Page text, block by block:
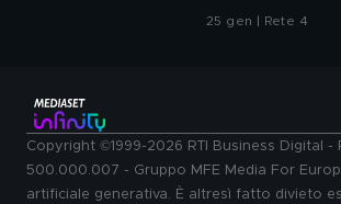
25 gen | Rete 4
Copyright ©1999-2026 RTI Business Digital -
500.000.007 - Gruppo MFE Media For
artificiale generativa. È altresì fatto divieto